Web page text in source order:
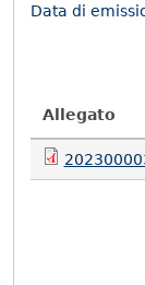
Data di
Allegato